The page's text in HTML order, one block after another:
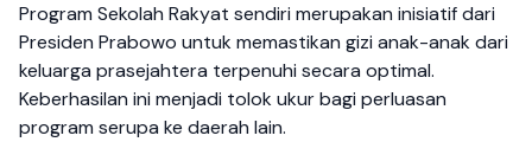
Program Sekolah Rakyat sendiri merupakan inisiatif dari
Presiden Prabowo untuk memastikan gizi anak-anak dari
keluarga prasejahtera terpenuhi secara optimal.
Keberhasilan ini menjadi tolok ukur bagi perluasan
program serupa ke daerah lain.